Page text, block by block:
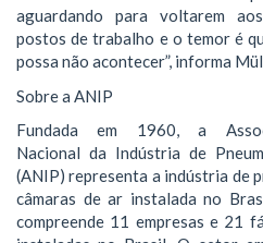
aguardando para voltarem
postos de trabalho e o temor é
possa não acontecer”, informa
Sobre a ANIP
Fundada em 1960, a
Nacional da Indústria de
(ANIP) representa a indústria de
câmaras de ar instalada no
compreende 11 empresas e 21